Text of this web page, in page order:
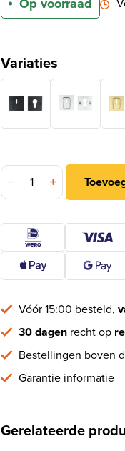
Variaties
SKG3 veiligheid-rozet
Vóór 15:00 besteld,
30 dagen recht op
Bestellingen boven
Garantie informatie
Gerelateerde